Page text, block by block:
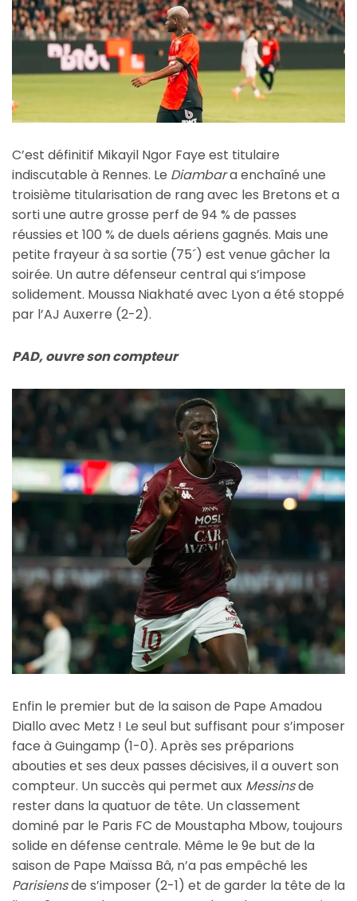
C’est définitif Mikayil Ngor Faye est titulaire
indiscutable à Rennes. Le Diambara enchaîné une
troisième titularisation de rang avec les Bretons et a
sorti une autre grosse perf de 94 % de passes
réussies et 100 % de duels aériens gagnés. Mais une
petite frayeur à sa sortie (75´) est venue gâcher la
soirée. Un autre défenseur central qui s’impose
solidement. Moussa Niakhaté avec Lyon a été stoppé
par l’AJ Auxerre (2-2).
PAD, ouvre son compteur
Enfin le premier but de la saison de Pape Amadou
Diallo avec Metz ! Le seul but suffisant pour s’imposer
face à Guingamp (1-0). Après ses préparions
abouties et ses deux passes décisives, il a ouvert son
compteur. Un succès qui permet aux Messinsde
rester dans la quatuor de tête. Un classement
dominé par le Paris FC de Moustapha Mbow, toujours
solide en défense centrale. Même le 9e but de la
saison de Pape Maïssa Bâ, n’a pas empêché les
Parisiensde s’imposer (2-1) et de garder la tête de la